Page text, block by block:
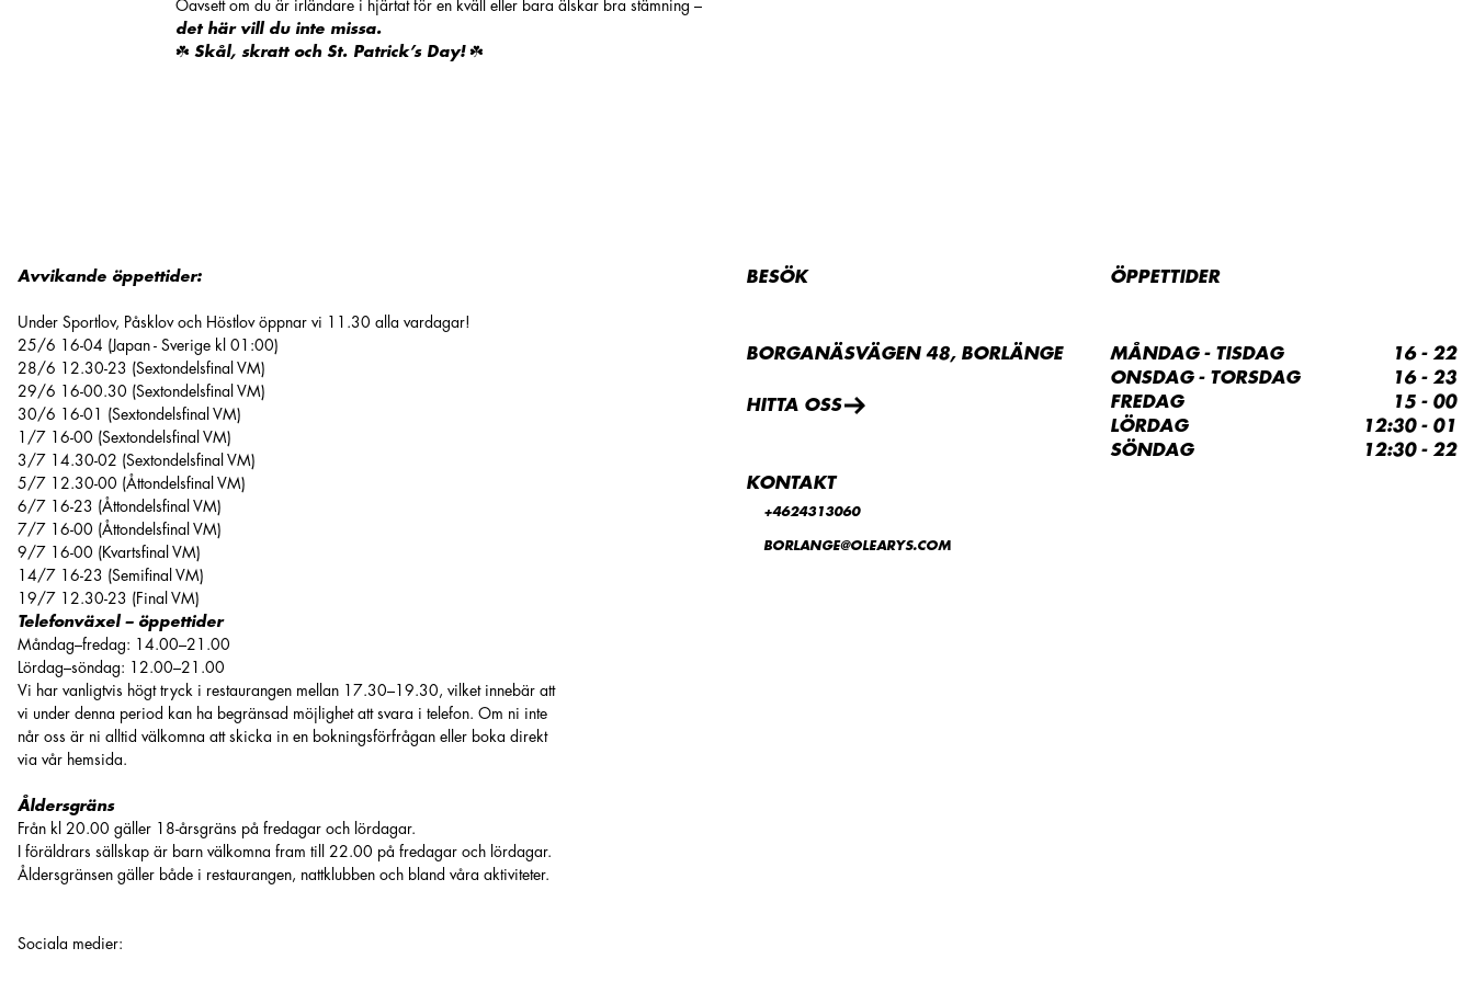
Oavsett om du är irländare i hjärtat för en kväll eller bara älskar bra stämning –
det här vill du inte missa.
☘️ Skål, skratt och St. Patrick’s Day!☘️
Avvikande öppettider:
Under Sportlov, Påsklov och Höstlov öppnar vi 11.30 alla vardagar!
25/6 16-04 (Japan - Sverige kl 01:00)
28/6 12.30-23 (Sextondelsfinal VM)
29/6 16-00.30 (Sextondelsfinal VM)
30/6 16-01 (Sextondelsfinal VM)
1/7 16-00 (Sextondelsfinal VM)
3/7 14.30-02 (Sextondelsfinal VM)
5/7 12.30-00 (Åttondelsfinal VM)
6/7 16-23 (Åttondelsfinal VM)
7/7 16-00 (Åttondelsfinal VM)
9/7 16-00 (Kvartsfinal VM)
14/7 16-23 (Semifinal VM)
19/7 12.30-23 (Final VM)
Telefonväxel – öppettider
Måndag–fredag: 14.00–21.00
Lördag–söndag: 12.00–21.00
Vi har vanligtvis högt tryck i restaurangen mellan 17.30–19.30, vilket innebär att
vi under denna period kan ha begränsad möjlighet att svara i telefon. Om ni inte
når oss är ni alltid välkomna att skicka in en bokningsförfrågan eller boka direkt
via vår hemsida.
Åldersgräns
Från kl 20.00 gäller 18-årsgräns på fredagar och lördagar.
I föräldrars sällskap är barn välkomna fram till 22.00 på fredagar och lördagar.
Åldersgränsen gäller både i restaurangen, nattklubben och bland våra aktiviteter.
Sociala medier:
BESÖK
BORGANÄSVÄGEN 48, BORLÄNGE
HITTA OSS
KONTAKT
+4624313060
BORLANGE@OLEARYS.COM
ÖPPETTIDER
MÅNDAG - TISDAG
16 - 22
ONSDAG - TORSDAG
16 - 23
FREDAG
15 - 00
LÖRDAG
12:30 - 01
SÖNDAG
12:30 - 22